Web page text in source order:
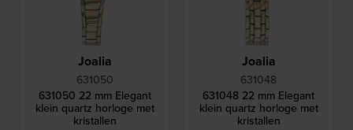
Joalia
631050
631050 22 mm Elegant
klein quartz horloge met
kristallen
Joalia
631048
631048 22 mm Elegant
klein quartz horloge met
kristallen